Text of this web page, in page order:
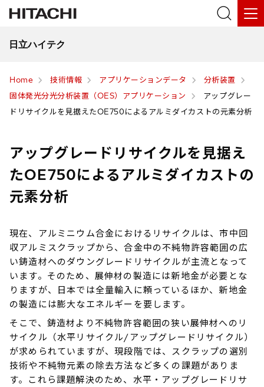
日立ハイテク
Home 技術情報 アプリケーションデータ
分析装置
固体発光分光分析装置（OES）アプリケーション
アップグレー
ドリサイクルを見据えたOE750によるアルミダイカストの元素分析
アップグレードリサイクルを見据え
たOE750によるアルミダイカストの
元素分析
現在、アルミニウム合金におけるリサイクルは、市中回
収アルミスクラップから、合金中の不純物許容範囲の広
い鋳造材へのダウングレードリサイクルが主流となって
います。そのため、展伸材の製造には新地金が必要とな
りますが、日本では全量輸入に頼っているほか、新地金
の製造には膨大なエネルギーを要します。
そこで、鋳造材より不純物許容範囲の狭い展伸材へのリ
サイクル（水平リサイクル/アップグレードリサイクル）
が求められていますが、現段階では、スクラップの選別
技術や不純物元素の除去方法など多くの課題がありま
す。これら課題解決のため、水平・アップグレードリサ